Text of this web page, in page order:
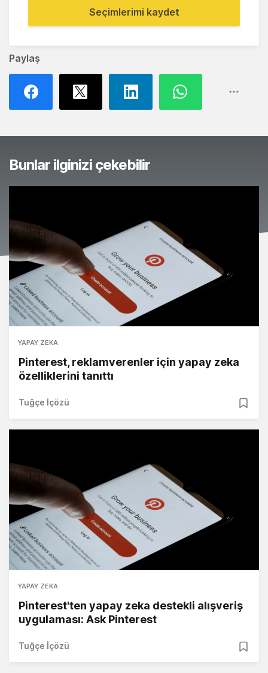
Paylaş
Seçimlerimi kaydet
Bunlar ilginizi çekebilir
YAPAY ZEKA
Pinterest, reklamverenler için yapay zeka
özelliklerini tanıttı
Tuğçe İçözü
YAPAY ZEKA
Pinterest'ten yapay zeka destekli alışveriş
uygulaması: Ask Pinterest
Tuğçe İçözü